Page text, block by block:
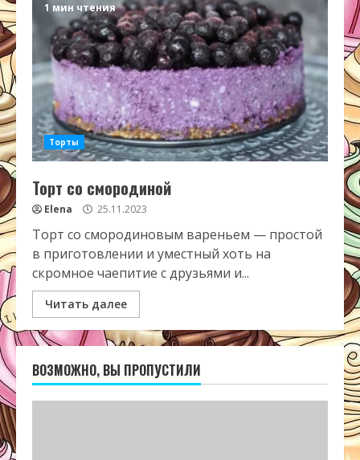
1 мин чтения
Торты
Торт со смородиной
Elena 25.11.2023
Торт со смородиновым вареньем — простой
в приготовлении и уместный хоть на
скромное чаепитие с друзьями и...
Читать далее
ВОЗМОЖНО, ВЫ ПРОПУСТИЛИ